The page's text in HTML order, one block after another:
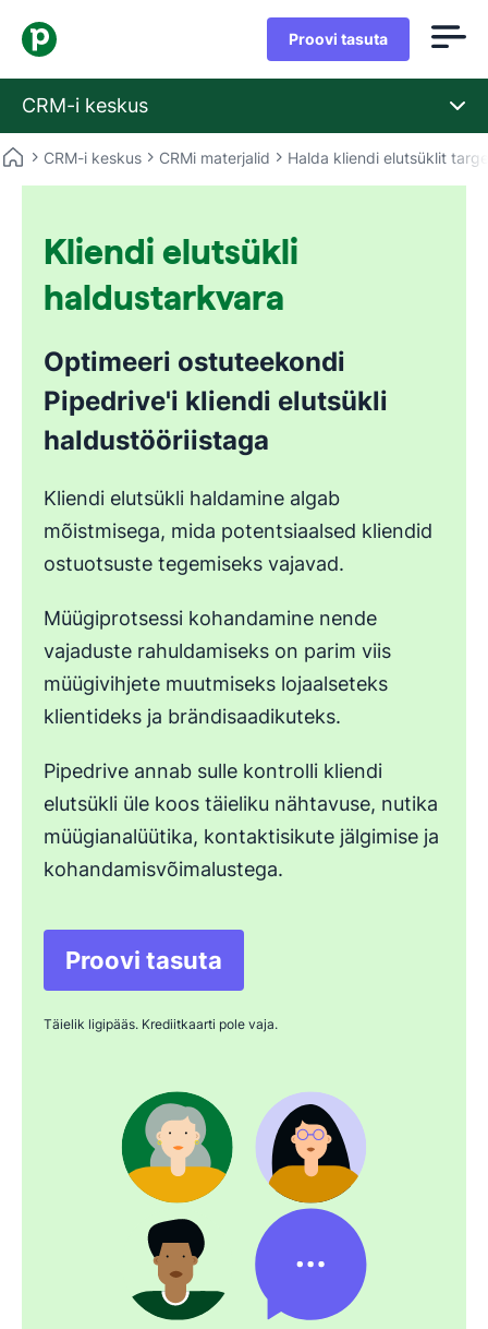
Proovi tasuta
CRM-i keskus
CRM-i keskus CRMi materjalid Halda kliendi elutsüklit
Kliendi elutsükli
haldustarkvara
Optimeeri ostuteekondi
Pipedrive'i kliendi elutsükli
haldustööriistaga
Kliendi elutsükli haldamine algab
mõistmisega, mida potentsiaalsed kliendid
ostuotsuste tegemiseks vajavad.
Müügiprotsessi kohandamine nende
vajaduste rahuldamiseks on parim viis
müügivihjete muutmiseks lojaalseteks
klientideks ja brändisaadikuteks.
Pipedrive annab sulle kontrolli kliendi
elutsükli üle koos täieliku nähtavuse, nutika
müügianalüütika, kontaktisikute jälgimise ja
kohandamisvõimalustega.
Proovi tasuta
Avaneb uues aknas
Täielik ligipääs. Krediitkaarti pole vaja.